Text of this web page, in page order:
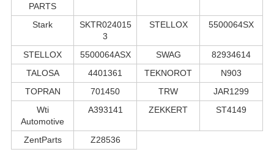
PARTS
Stark
SKTR024015
3
STELLOX 5500064SX
STELLOX 5500064ASX SWAG
82934614
TALOSA
4401361 TEKNOROT
N903
TOPRAN
701450 TRW
JAR1299
Wti
Automotive
A393141 ZEKKERT ST4149
ZentParts Z28536